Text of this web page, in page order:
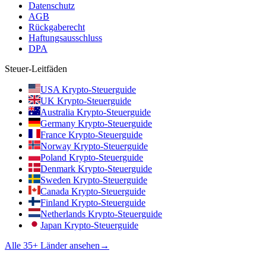
Datenschutz
AGB
Rückgaberecht
Haftungsausschluss
DPA
Steuer-Leitfäden
USA Krypto-Steuerguide
UK Krypto-Steuerguide
Australia Krypto-Steuerguide
Germany Krypto-Steuerguide
France Krypto-Steuerguide
Norway Krypto-Steuerguide
Poland Krypto-Steuerguide
Denmark Krypto-Steuerguide
Sweden Krypto-Steuerguide
Canada Krypto-Steuerguide
Finland Krypto-Steuerguide
Netherlands Krypto-Steuerguide
Japan Krypto-Steuerguide
Alle 35+ Länder ansehen →